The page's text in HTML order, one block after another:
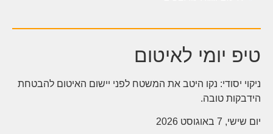
טיפ יומי לאיטום
ניקוי יסודי: נקו היטב את המשטח לפני יישום האיטום להבטחת
הידבקות טובה.
יום שישי, 7 באוגוסט 2026